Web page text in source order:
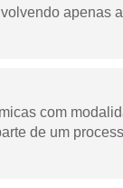
apenas
com
de um